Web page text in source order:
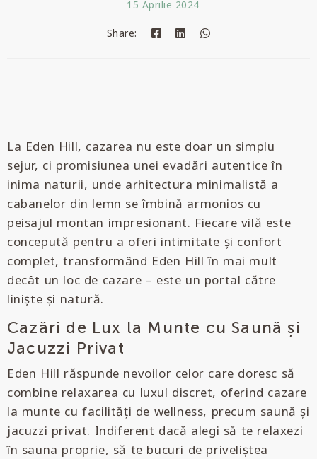
15 Aprilie 2024
Share:
La Eden Hill, cazarea nu este doar un simplu
sejur, ci promisiunea unei evadări autentice în
inima naturii, unde arhitectura minimalistă a
cabanelor din lemn se îmbină armonios cu
peisajul montan impresionant. Fiecare vilă este
concepută pentru a oferi intimitate și confort
complet, transformând Eden Hill în mai mult
decât un loc de cazare – este un portal către
liniște și natură.
Cazări de Lux la Munte cu Saună și
Jacuzzi Privat
Eden Hill răspunde nevoilor celor care doresc să
combine relaxarea cu luxul discret, oferind cazare
la munte cu facilități de wellness, precum saună și
jacuzzi privat. Indiferent dacă alegi să te relaxezi
în sauna proprie, să te bucuri de priveliștea